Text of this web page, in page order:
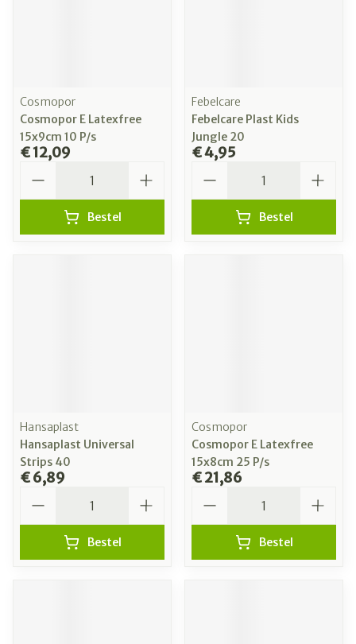
Cosmopor
Cosmopor E Latexfree
15x9cm 10 P/s
€ 12,09
Bestel
Febelcare
Febelcare Plast Kids
Jungle 20
€ 4,95
Bestel
Hansaplast
Hansaplast Universal
Strips 40
€ 6,89
Bestel
Cosmopor
Cosmopor E Latexfree
15x8cm 25 P/s
€ 21,86
Bestel